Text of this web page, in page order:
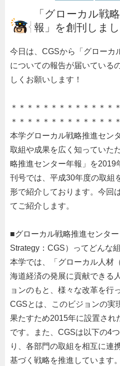
「グローカル戦
報」を創刊しま
今日は、CGSから「グローカ
についての報告が届いている
しくお願いします！
＊＊＊＊＊＊＊＊＊＊＊＊＊
＊＊＊＊＊＊＊＊＊＊＊＊＊
本学グローカル戦略推進セン
取組や成果を広く知っていた
略推進センター年報」を2019
刊号では、平成30年度の取組
形で紹介しております。今回
てご紹介します。
■グローカル戦略推進センタ
Strategy：CGS）ってどんな
本学では、「グローカル人材
海道経済の発展に貢献できる
ョンのもと、様々な改革を行
CGSとは、このビジョンの実
果たすため2015年に設置され
です。また、CGSは以下の4
り、各部門の取組を相互に連
基づく戦略を推進しています。